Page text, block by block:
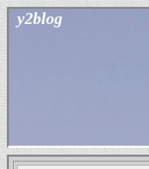
y2blog